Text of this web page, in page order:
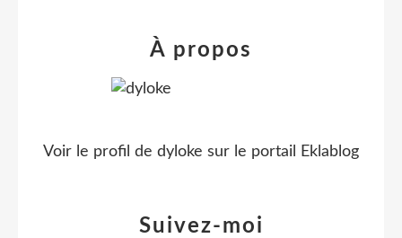
Suivez-moi
À propos
Voir le profil de dyloke sur le portail Eklablog